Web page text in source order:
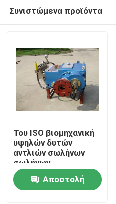
Σπίτι
Προϊόντα
Συνιστώμενα προϊόντα
Του ISO βιομηχανική
υψηλών δυτών
αντλιών σωλήνων
σωλήνων
καθαρίζοντας μηχανή
υπονόμων αγωγών
αεριωθούμενη
Αποστολή